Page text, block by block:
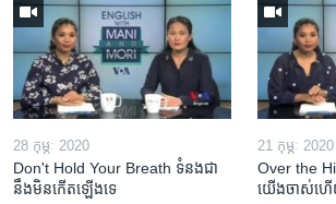
28 កុម្ភៈ 2020
Don't Hold Your Breath ទំនងជា​
នឹង​មិន​កើត​ឡើង​ទេ
21 កុម្ភៈ 2020
Over the
យើង​ចាស់​ហ